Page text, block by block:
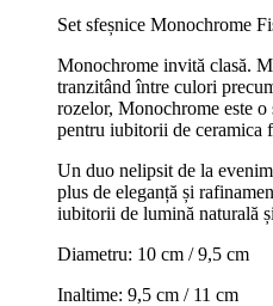
Set sfeșnice Monochrome
Monochrome invită clasă.
tranzitând între culori
rozelor, Monochrome este
pentru iubitorii de ceramica
Un duo nelipsit de la
plus de eleganță și
iubitorii de lumină naturală
Diametru: 10 cm / 9,5 cm
Inaltime: 9,5 cm / 11 cm